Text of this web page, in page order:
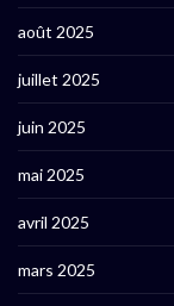
août 2025
juillet 2025
juin 2025
mai 2025
avril 2025
mars 2025